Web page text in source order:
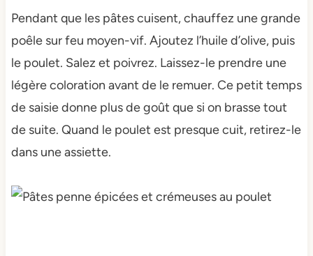
Pendant que les pâtes cuisent, chauffez une grande
poêle sur feu moyen-vif. Ajoutez l’huile d’olive, puis
le poulet. Salez et poivrez. Laissez-le prendre une
légère coloration avant de le remuer. Ce petit temps
de saisie donne plus de goût que si on brasse tout
de suite. Quand le poulet est presque cuit, retirez-le
dans une assiette.